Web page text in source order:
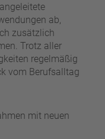
ab,
zusätzlich
Trotz aller
regelmäßig
vom Berufsalltag
mit neuen